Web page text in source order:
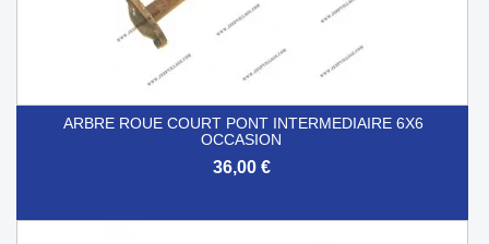
ARBRE ROUE COURT PONT INTERMEDIAIRE 6X6
OCCASION
36,00 €